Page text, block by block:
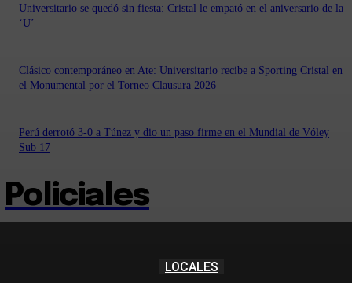
Universitario se quedó sin fiesta: Cristal le empató en el aniversario de la
‘U’
Clásico contemporáneo en Ate: Universitario recibe a Sporting Cristal en
el Monumental por el Torneo Clausura 2026
Perú derrotó 3-0 a Túnez y dio un paso firme en el Mundial de Vóley
Sub 17
Policiales
LOCALES